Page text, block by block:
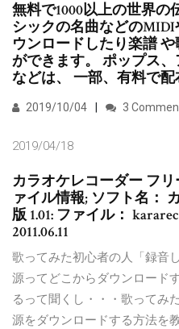
無料で1000以上の世界の
シックの名曲などの
ウンロードしたり楽譜
ができます。 ポップス
などは、 一部、有料で配
2019/10/04 3
2019/04/18
カラオケレコーダー フリ
ァイル情報; ソフト名：
版 1.01: ファイル：
2011.06.11
歌ってみた初心者の人「録音
源ってどこからダウンロード
るって聞くし・・・歌ってみ
源をダウンロードする方法を